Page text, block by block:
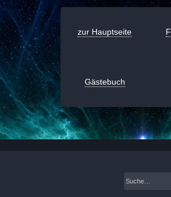
zur Hauptseite
Gästebuch